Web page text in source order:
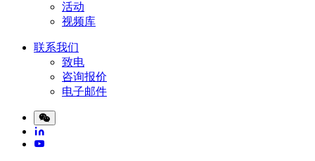
活动
视频库
联系我们
致电
咨询报价
电子邮件